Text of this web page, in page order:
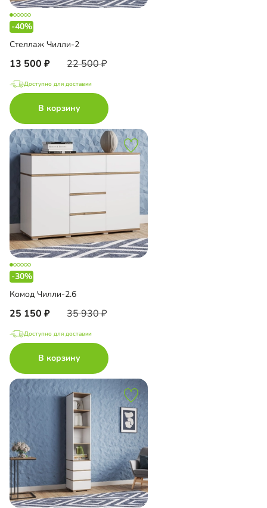
-40%
Стеллаж Чилли-2
13 500 22 500
Доступно для доставки
В корзину
-30%
Комод Чилли-2.6
25 150 35 930
Доступно для доставки
В корзину